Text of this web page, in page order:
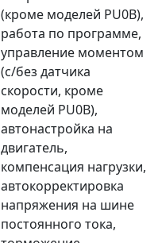
(кроме моделей PU0B),
работа по программе,
управление моментом
(с/без датчика
скорости, кроме
моделей PU0B),
автонастройка на
двигатель,
компенсация нагрузки,
автокорректировка
напряжения на шине
постоянного тока,